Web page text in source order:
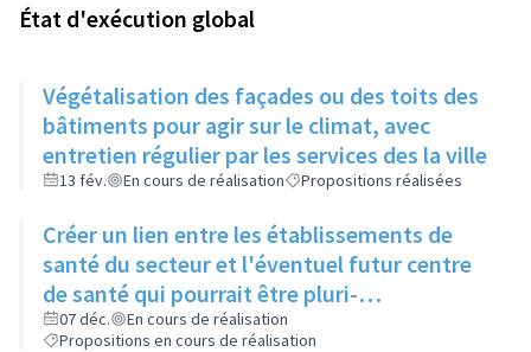
État d'exécution global
Végétalisation des façades ou des toits des
bâtiments pour agir sur le climat, avec
entretien régulier par les services des la ville
13 fév. En cours de réalisation Propositions réalisées
Créer un lien entre les établissements de
santé du secteur et l'éventuel futur centre
de santé qui pourrait être pluri-
professionnel
07 déc.
En cours de réalisation
Propositions en cours de réalisation